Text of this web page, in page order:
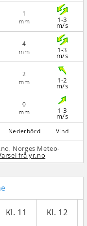
1
mm
4
mm
2
mm
0
mm
Nederbörd
1-3
m/s
1-3
m/s
1-2
m/s
1-3
m/s
Vind
Norges Meteo­
frå yr.no
Kl. 11 Kl. 12